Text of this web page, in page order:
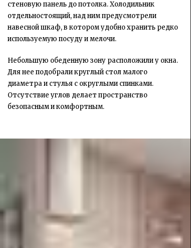
стеновую панель до потолка. Холодильник
отдельностоящий, над ним предусмотрели
навесной шкаф, в котором удобно хранить редко
используемую посуду и мелочи.
Небольшую обеденную зону расположили у окна.
Для нее подобрали круглый стол малого
диаметра и стулья с округлыми спинками.
Отсутствие углов делает пространство
безопасным и комфортным.